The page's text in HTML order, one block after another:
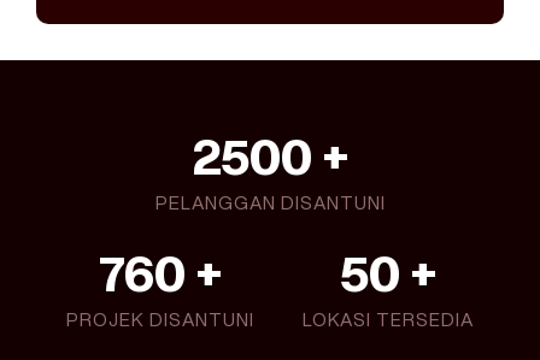
PELANGGAN DISANTUNI
2500 +
PROJEK DISANTUNI
760 +
LOKASI TERSEDIA
50 +